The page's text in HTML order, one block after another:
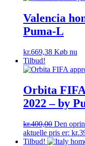
Valencia
Puma-L
kr.669,38 Køb nu
Tilbud!
Orbita
2022 – by
kr.400,00 Den
aktuelle pris er:
Tilbud!